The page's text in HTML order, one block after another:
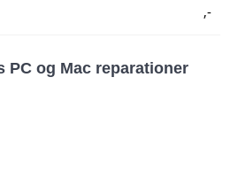
,-
PC og Mac reparationer